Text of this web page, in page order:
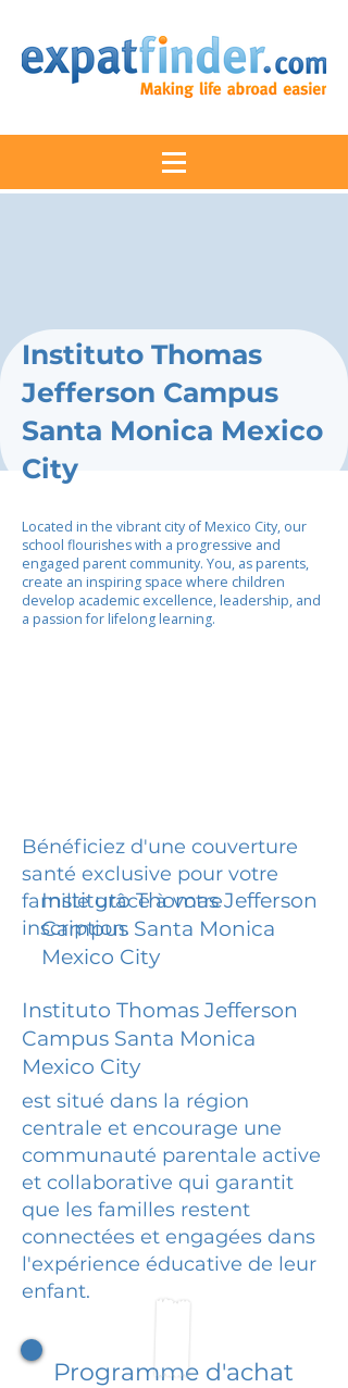
Instituto Thomas
Jefferson Campus
Santa Monica Mexico
City
Located in the vibrant city of Mexico City, our
school flourishes with a progressive and
engaged parent community. You, as parents,
create an inspiring space where children
develop academic excellence, leadership, and
a passion for lifelong learning.
Bénéficiez d'une couverture
santé exclusive pour votre
famille grâce à votre
inscription.
Instituto Thomas Jefferson
Campus Santa Monica
Mexico City
Instituto Thomas Jefferson
Campus Santa Monica
Mexico City
est situé dans la région
centrale et encourage une
communauté parentale active
et collaborative qui garantit
que les familles restent
connectées et engagées dans
l'expérience éducative de leur
enfant.
Programme d'achat